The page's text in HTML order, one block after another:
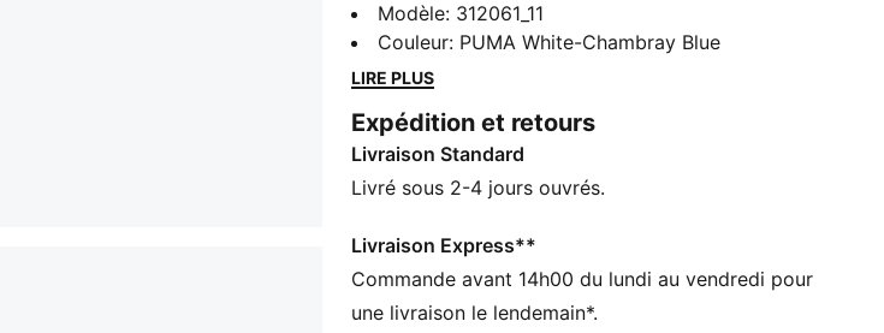
chaussures de running FAST-R NITRO™ Elite 3 . Plaque
en fibre de carbone pour la propulsion, tige légère qui
offre douceur et maintien, adhérence infaillible à
ton record personnel.
CARACTÉRISTIQUES + AVANTAGES
PWRPLATE : Plaque en fibre de carbone conçue pour
le transfert d’énergie
NITRO™ Elite : mousse haute performance ultra-
légère pour une réactivité exceptionnelle
Modèle: 312061_11
Couleur: PUMA White-Chambray Blue
LIRE PLUS
Expédition et retours
Livraison Standard
Livré sous 2-4 jours ouvrés.
Livraison Express**
Commande avant 14h00 du lundi au vendredi pour
une livraison le lendemain*.